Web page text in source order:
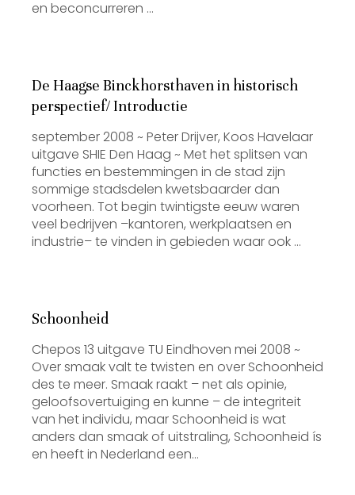
en beconcurreren …
De Haagse Binckhorsthaven in historisch
perspectief/ Introductie
september 2008 ~ Peter Drijver, Koos Havelaar
uitgave SHIE Den Haag ~ Met het splitsen van
functies en bestemmingen in de stad zijn
sommige stadsdelen kwetsbaarder dan
voorheen. Tot begin twintigste eeuw waren
veel bedrijven –kantoren, werkplaatsen en
industrie– te vinden in gebieden waar ook …
Schoonheid
Chepos 13 uitgave TU Eindhoven mei 2008 ~
Over smaak valt te twisten en over Schoonheid
des te meer. Smaak raakt – net als opinie,
geloofsovertuiging en kunne – de integriteit
van het individu, maar Schoonheid is wat
anders dan smaak of uitstraling, Schoonheid ís
en heeft in Nederland een…